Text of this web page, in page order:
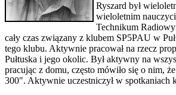
Ryszard był
wieloletnim
Technikum
cały czas związany z klubem SP5PAU w
tego klubu. Aktywnie pracował na rzecz
Pułtuska i jego okolic. Był aktywny na
pracując z domu, często mówiło się o nim,
300". Aktywnie uczestniczył w spotkaniach